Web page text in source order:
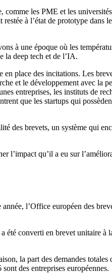
les PME et les
à l’état de prototype
à une époque où les
la deep tech et de l’IA.
place des incitations. Les
et le développement avec la
entreprises, les instituts de
que les startups qui
des brevets, un système qui
l’impact qu’il a eu sur
l’Office européen des
converti en brevet unitaire à
la part des demandes totales
des entreprises européennes.